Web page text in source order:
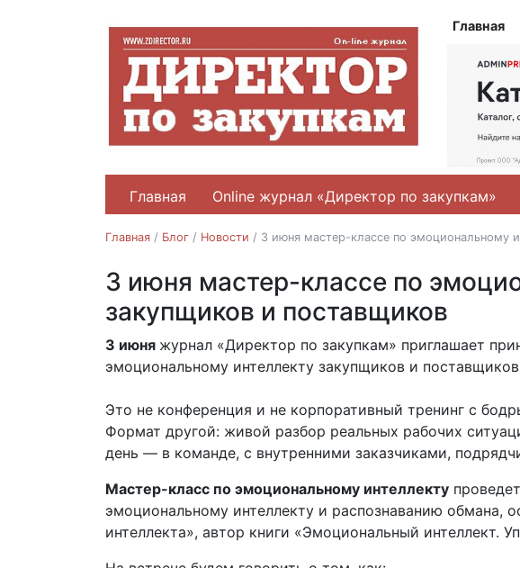
Главная
Главная Online журнал «Директор по закупкам»
Главная / Блог / Новости / 3 июня мастер-классе по эмоциональному
Новости
3 июня мастер-классе по
закупщиков и поставщиков
20.05.2026
3 июня журнал «Директор по закупкам» приглашает
эмоциональному интеллекту закупщиков и
Это не конференция и не корпоративный тренинг с
Формат другой: живой разбор реальных рабочих
день — в команде, с внутренними заказчиками,
Мастер-класс по эмоциональному интеллекту проведет
эмоциональному интеллекту и распознаванию обмана,
интеллекта», автор книги «Эмоциональный интеллект.